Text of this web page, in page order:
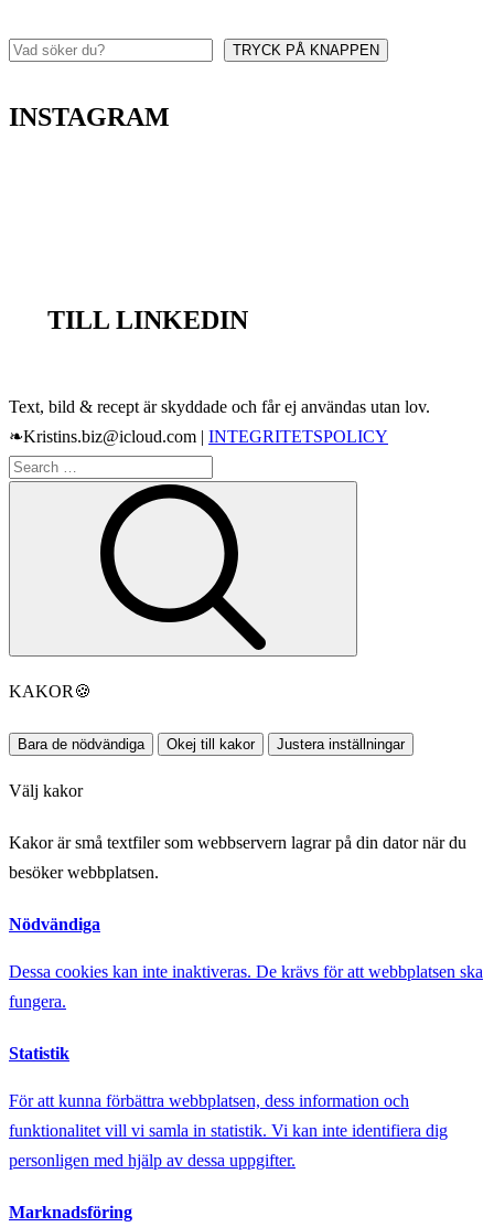
Sök TRYCK PÅ KNAPPEN
INSTAGRAM
TILL LINKEDIN
Text, bild & recept är skyddade och får ej användas utan lov.
❧Kristins.biz@icloud.com | INTEGRITETSPOLICY
Search
KAKOR 🍪
Bara de nödvändiga Okej till kakor Justera inställningar
Välj kakor
Kakor är små textfiler som webbservern lagrar på din dator när du
besöker webbplatsen.
Nödvändiga
Dessa cookies kan inte inaktiveras. De krävs för att webbplatsen ska
fungera.
Statistik
För att kunna förbättra webbplatsen, dess information och
funktionalitet vill vi samla in statistik. Vi kan inte identifiera dig
personligen med hjälp av dessa uppgifter.
Marknadsföring